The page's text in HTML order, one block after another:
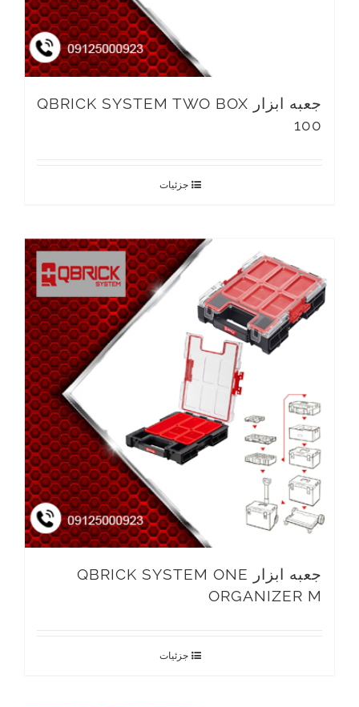
جعبه ابزار QBRICK SYSTEM TWO BOX
100
جزئیات
جعبه ابزار QBRICK SYSTEM ONE
ORGANIZER M
جزئیات